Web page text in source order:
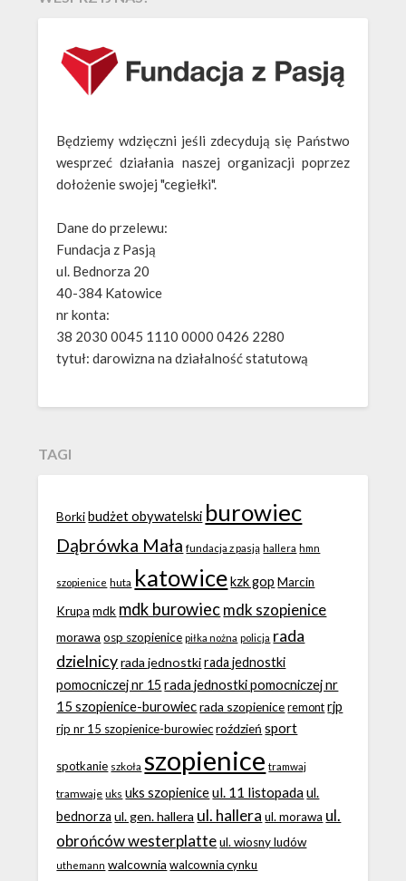
Będziemy wdzięczni jeśli zdecydują się Państwo
wesprzeć działania naszej organizacji poprzez
dołożenie swojej "cegiełki".
Dane do przelewu:
Fundacja z Pasją
ul. Bednorza 20
40-384 Katowice
nr konta:
38 2030 0045 1110 0000 0426 2280
tytuł: darowizna na działalność statutową
TAGI
Borki budżet obywatelski burowiec
Dąbrówka Mała fundacja z pasją hallera hmn
szopienice huta katowice kzk gop Marcin
Krupa mdk mdk burowiecmdk szopienice
morawa osp szopienice piłka nożna policja rada
dzielnicy rada jednostki rada jednostki
pomocniczej nr 15 rada jednostki pomocniczej nr
15 szopienice-burowiec rada szopienice remont rjp
rjp nr 15 szopienice-burowiec roździeń sport
spotkanie szkoła szopienice tramwaj
tramwaje uks uks szopienice ul. 11 listopada ul.
bednorza ul. gen. hallera ul. hallera ul. morawa ul.
obrońców westerplatte ul. wiosny ludów
uthemann walcownia walcownia cynku